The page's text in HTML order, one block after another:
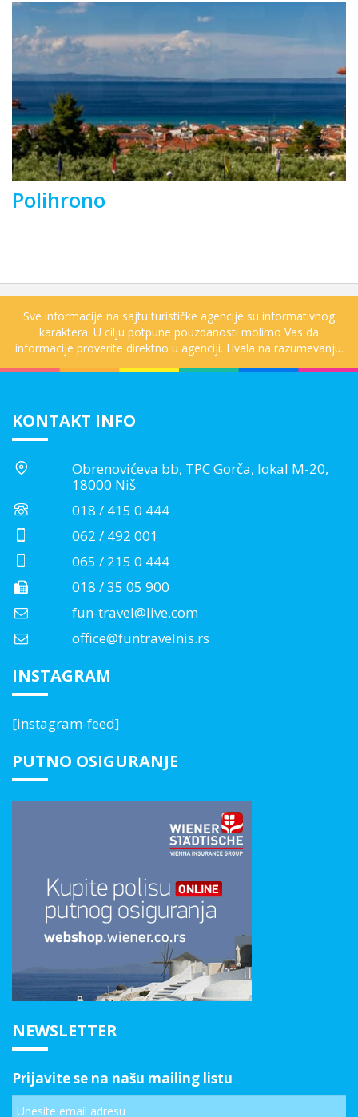
Polihrono
Sve informacije na sajtu turističke agencije su informativnog
karaktera. U cilju potpune pouzdanosti molimo Vas da
informacije proverite direktno u agenciji. Hvala na razumevanju.
KONTAKT INFO
Obrenovićeva bb, TPC Gorča, lokal M-20,
18000 Niš
018 / 415 0 444
062 / 492 001
065 / 215 0 444
018 / 35 05 900
fun-travel@live.com
office@funtravelnis.rs
INSTAGRAM
[instagram-feed]
PUTNO OSIGURANJE
NEWSLETTER
Prijavite se na našu mailing listu